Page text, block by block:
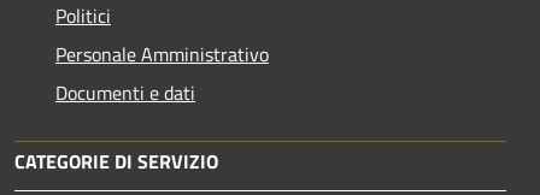
Politici
Personale Amministrativo
Documenti e dati
CATEGORIE DI SERVIZIO